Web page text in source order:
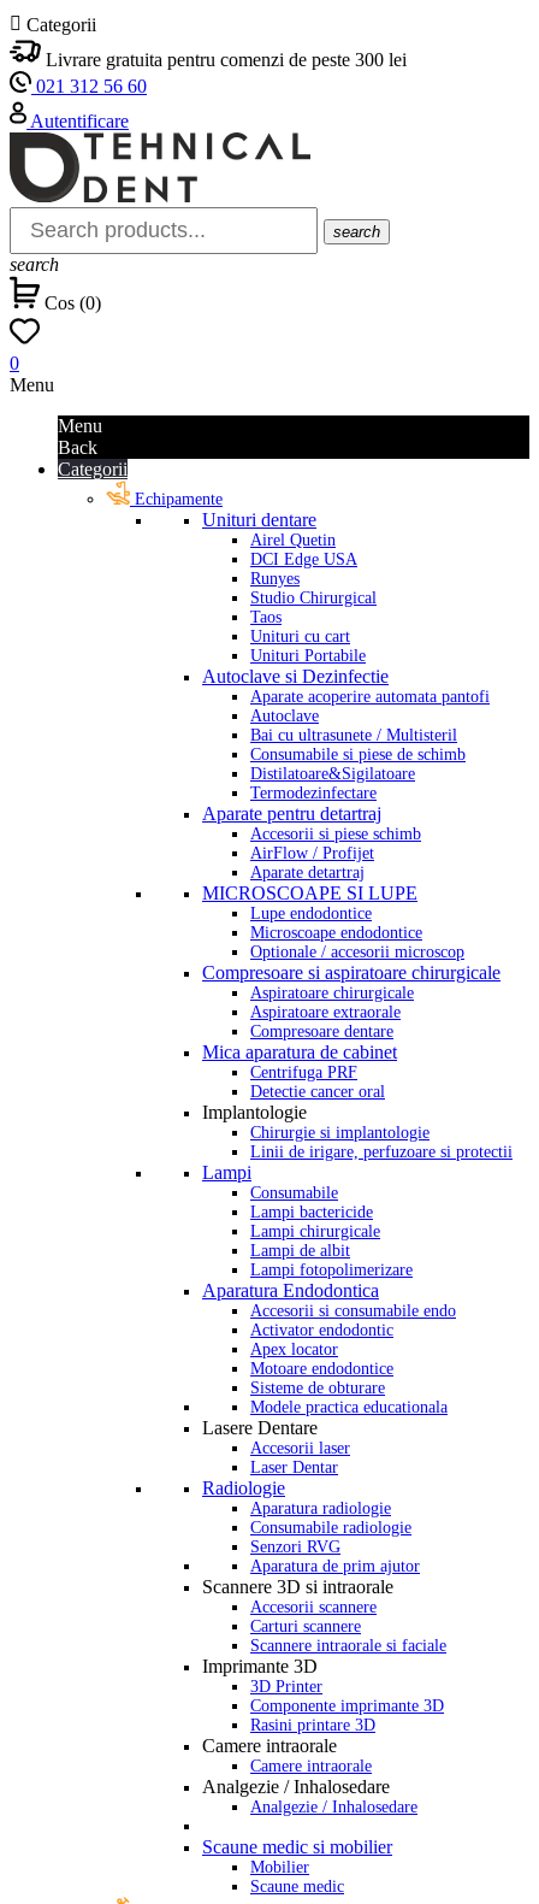
 Categorii
Livrare gratuita pentru comenzi de peste 300 lei
021 312 56 60
Autentificare
search
search
Cos (0)
0
Menu
Menu
Back
Categorii
Echipamente
Unituri dentare
Airel Quetin
DCI Edge USA
Runyes
Studio Chirurgical
Taos
Unituri cu cart
Unituri Portabile
Autoclave si Dezinfectie
Aparate acoperire automata pantofi
Autoclave
Bai cu ultrasunete / Multisteril
Consumabile si piese de schimb
Distilatoare&Sigilatoare
Termodezinfectare
Aparate pentru detartraj
Accesorii si piese schimb
AirFlow / Profijet
Aparate detartraj
MICROSCOAPE SI LUPE
Lupe endodontice
Microscoape endodontice
Optionale / accesorii microscop
Compresoare si aspiratoare chirurgicale
Aspiratoare chirurgicale
Aspiratoare extraorale
Compresoare dentare
Mica aparatura de cabinet
Centrifuga PRF
Detectie cancer oral
Implantologie
Chirurgie si implantologie
Linii de irigare, perfuzoare si protectii
Lampi
Consumabile
Lampi bactericide
Lampi chirurgicale
Lampi de albit
Lampi fotopolimerizare
Aparatura Endodontica
Accesorii si consumabile endo
Activator endodontic
Apex locator
Motoare endodontice
Sisteme de obturare
Modele practica educationala
Lasere Dentare
Accesorii laser
Laser Dentar
Radiologie
Aparatura radiologie
Consumabile radiologie
Senzori RVG
Aparatura de prim ajutor
Scannere 3D si intraorale
Accesorii scannere
Carturi scannere
Scannere intraorale si faciale
Imprimante 3D
3D Printer
Componente imprimante 3D
Rasini printare 3D
Camere intraorale
Camere intraorale
Analgezie / Inhalosedare
Analgezie / Inhalosedare
Scaune medic si mobilier
Mobilier
Scaune medic